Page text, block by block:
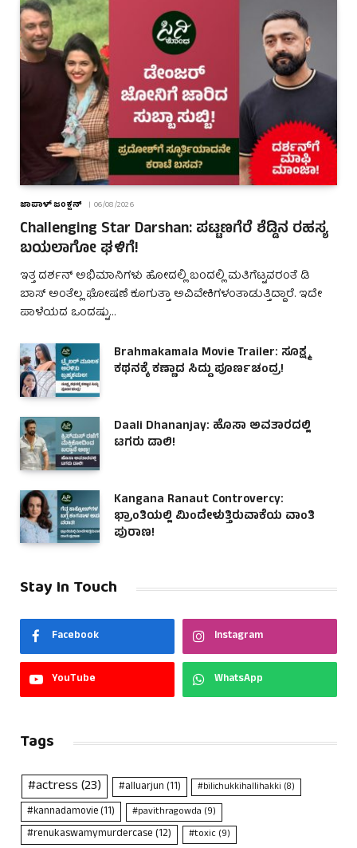
ಜಾಪಾಳ್ ಜಂಕ್ಷನ್ 06/08/2026
Challenging Star Darshan: ಪಟ್ಟಣಗೆರೆ ಶೆಡ್ಡಿನ ರಹಸ್ಯ
ಬಯಲಾಗೋ ಘಳಿಗೆ!
ಇತ್ತ ದರ್ಶನ್ ಅಭಿಮಾನಿಗಳು ಹೋದಲ್ಲಿ ಬಂದಲ್ಲಿ ಮತಿಗೆಟ್ಟವರಂತೆ ಡಿ
ಬಾಸ್ ಅಂತೆಲ್ಲ ಘೋಷಣೆ ಕೂಗುತ್ತಾ ಅವಿವೇಕಿಗಳಂತಾಡುತ್ತಿದ್ದಾರೆ. ಇದೇ
ಪಾಳೆಯದ ಒಂದಷ್ಟು…
Brahmakamala Movie Trailer: ಸೂಕ್ಷ್ಮ
ಕಥನಕ್ಕೆ ಕಣ್ಣಾದ ಸಿದ್ದು ಪೂರ್ಣಚಂದ್ರ!
Daali Dhananjay: ಹೊಸಾ ಅವತಾರದಲ್ಲಿ
ಟಗರು ಡಾಲಿ!
Kangana Ranaut Controvercy:
ಭ್ರಾಂತಿಯಲ್ಲಿ ಮಿಂದೇಳುತ್ತಿರುವಾಕೆಯ ವಾಂತಿ
ಪುರಾಣ!
Stay In Touch
Facebook Instagram
YouTube WhatsApp
Tags
#actress(23) #alluarjun(11) #bilichukkihallihakki (8)
#kannadamovie(11) #pavithragowda (9)
#renukaswamymurdercase(12) #toxic(9)